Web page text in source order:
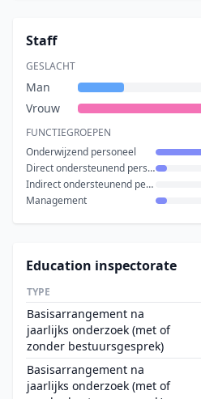
Staff
GESLACHT
Man
Vrouw
FUNCTIEGROEPEN
Onderwijzend personeel
Direct ondersteunend personeel
Indirect ondersteunend personeel
Management
Education inspectorate
TYPE
Basisarrangement na
jaarlijks onderzoek (met of
zonder bestuursgesprek)
Basisarrangement na
jaarlijks onderzoek (met of